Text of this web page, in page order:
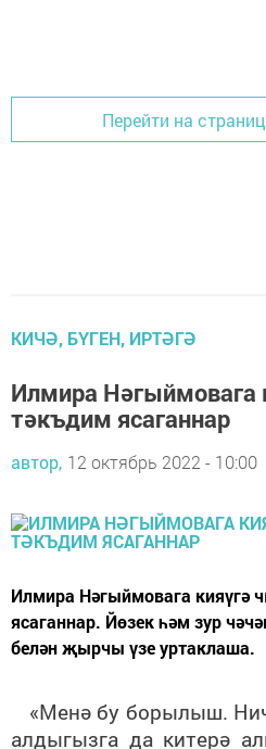
Перейти на
КИЧӘ, БҮГЕН, ИРТӘГӘ
Илмира Нәгыймовага
тәкъдим ясаганнар
автор, 12 октябрь 2022 - 10:00
Илмира Нәгыймовага кияүгә
ясаганнар. Йөзек һәм зур
белән җырчы үзе уртаклаша.
«Менә бу борылыш.
алдыгызга да китерә